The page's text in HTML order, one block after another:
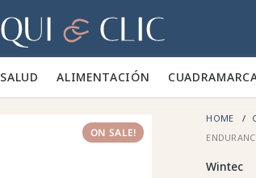
Hogar
SALUD ✨ALIMENTACIÓN 🥕 CUADRA
ON SALE!
HOME
Wintec